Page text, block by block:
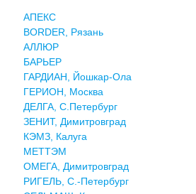
АПЕКС
BORDER, Рязань
АЛЛЮР
БАРЬЕР
ГАРДИАН, Йошкар-Ола
ГЕРИОН, Москва
ДЕЛГА, С.Петербург
ЗЕНИТ, Димитровград
КЭМЗ, Калуга
МЕТТЭМ
ОМЕГА, Димитровград
РИГЕЛЬ, С.-Петербург